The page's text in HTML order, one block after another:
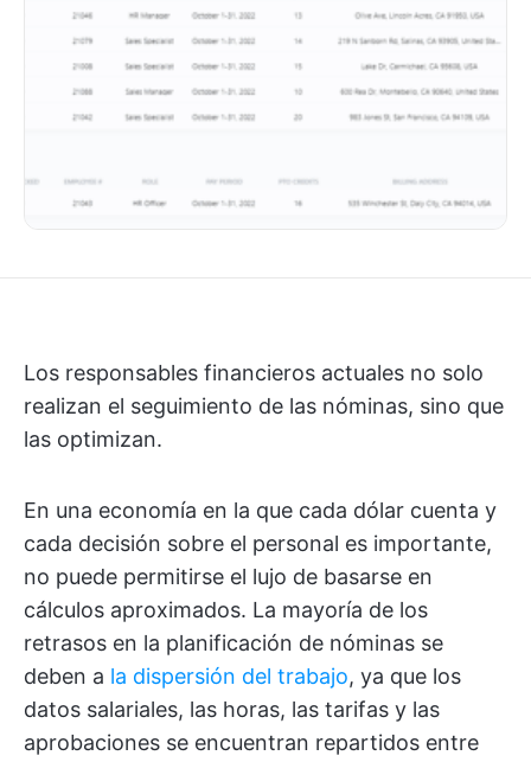
Los responsables financieros actuales no solo
realizan el seguimiento de las nóminas, sino que
las optimizan.
En una economía en la que cada dólar cuenta y
cada decisión sobre el personal es importante,
no puede permitirse el lujo de basarse en
cálculos aproximados. La mayoría de los
retrasos en la planificación de nóminas se
deben a la dispersión del trabajo, ya que los
datos salariales, las horas, las tarifas y las
aprobaciones se encuentran repartidos entre